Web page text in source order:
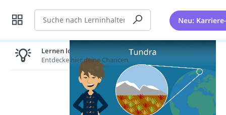
Suche Neu:
Lernen lohnt sich!
Entdecke hier deine Chancen.